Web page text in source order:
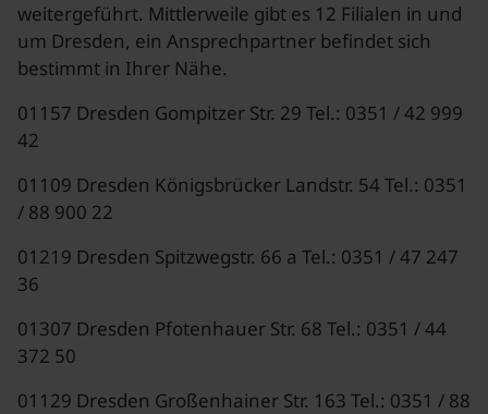
weitergeführt. Mittlerweile gibt es 12 Filialen in und
um Dresden, ein Ansprechpartner befindet sich
bestimmt in Ihrer Nähe.
01157 Dresden Gompitzer Str. 29 Tel.: 0351 / 42 999
42
01109 Dresden Königsbrücker Landstr. 54 Tel.: 0351
/ 88 900 22
01219 Dresden Spitzwegstr. 66 a Tel.: 0351 / 47 247
36
01307 Dresden Pfotenhauer Str. 68 Tel.: 0351 / 44
372 50
01129 Dresden Großenhainer Str. 163 Tel.: 0351 / 88